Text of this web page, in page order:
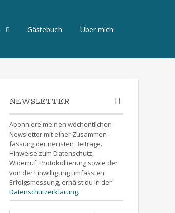
Gästebuch Über mich
NEWSLETTER
Abonniere meinen wöchentlichen
Newsletter mit einer Zusammen-
fassung der neusten Beiträge.
Hinweise zum Datenschutz,
Widerruf, Protokollierung sowie der
von der Einwilligung umfassten
Erfolgsmessung, erhälst du in der
Datenschutzerklärung.